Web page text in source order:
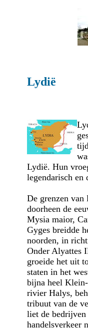
Lydië
Lydië. Hun
legendarisch en
De grenzen van
doorheen de
Mysia maior,
Gyges breidde
noorden, in
Onder Alyattes
groeide het uit
staten in het
bijna heel
rivier Halys,
tribuut van de
liet de bedrijven
handelsverkeer